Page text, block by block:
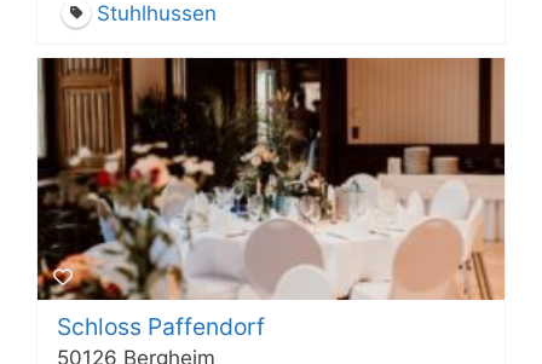
Stuhlhussen
Schloss Paffendorf
50126 Bergheim